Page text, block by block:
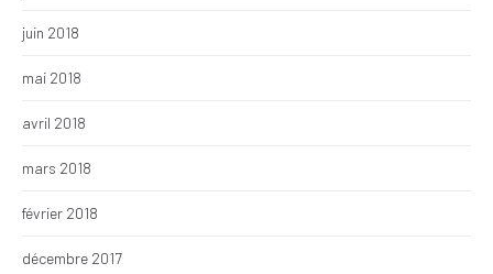
juin 2018
mai 2018
avril 2018
mars 2018
février 2018
décembre 2017